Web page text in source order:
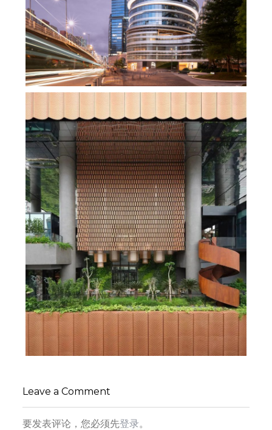
270°全海景办公，香港罗氏集团KTR350大厦，
改写观塘天际线，脚下就是维多利亚港！
建筑设计,未分类
小寻同学
Leave a Comment
要发表评论，您必须先登录。